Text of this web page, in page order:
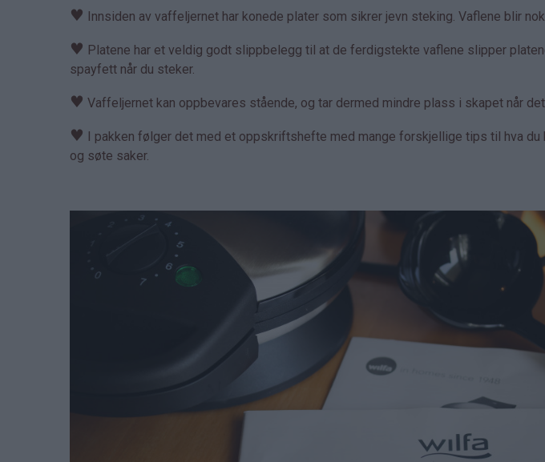
♥ Innsiden av vaffeljernet har konede plater som sikrer jevn steking. Vaflene blir
♥ Platene har et veldig godt slippbelegg til at de ferdigstekte vaflene slipper
spayfett når du steker.
♥ Vaffeljernet kan oppbevares stående, og tar dermed mindre plass i skapet når
♥ I pakken følger det med et oppskriftshefte med mange forskjellige tips til hva du
og søte saker.